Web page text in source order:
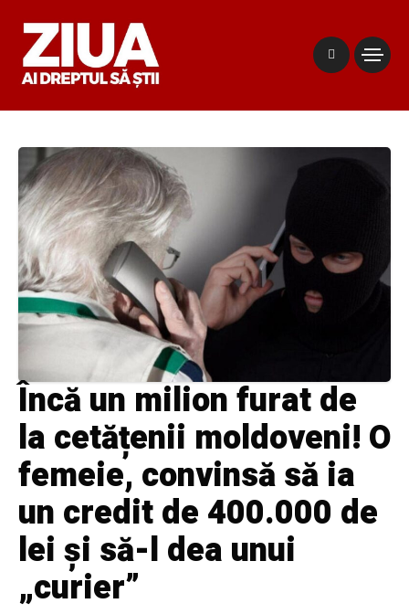
Încă un milion furat de
la cetățenii moldoveni! O
femeie, convinsă să ia
un credit de 400.000 de
lei și să-l dea unui
„curier”